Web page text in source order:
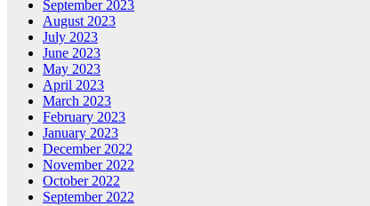
September 2023
August 2023
July 2023
June 2023
May 2023
April 2023
March 2023
February 2023
January 2023
December 2022
November 2022
October 2022
September 2022